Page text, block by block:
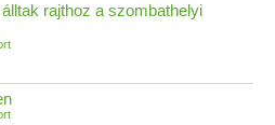
rajthoz a szombathelyi